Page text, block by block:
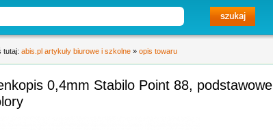
tutaj: abis.pl artykuły biurowe i szkolne » opis towaru
0,4mm Stabilo Point 88, podstawowe